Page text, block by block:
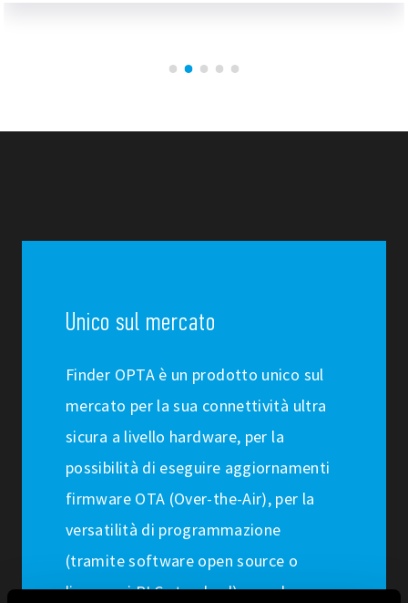
Unico sul mercato
Finder OPTA è un prodotto unico sul
mercato per la sua connettività ultra
sicura a livello hardware, per la
possibilità di eseguire aggiornamenti
firmware OTA (Over-the-Air), per la
versatilità di programmazione
(tramite software open source o
linguaggi PLC standard) e per le sue